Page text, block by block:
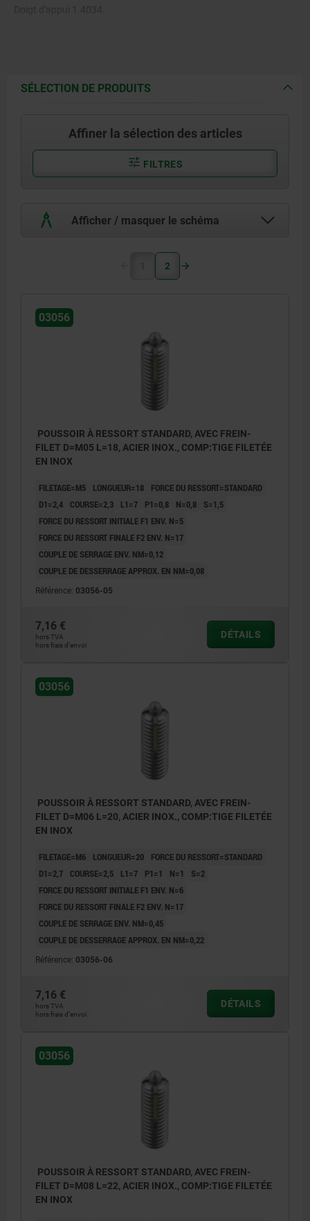
Frein-filet en nylon.
SÉLECTION DE PRODUITS
Affiner la sélection des articles
FILTRES
Afficher / masquer le schéma
L2 = env. deux pas
1 2
03056
POUSSOIR À RESSORT STANDARD, AVEC FREIN-
FILET D=M05 L=18, ACIER INOX., COMP:TIGE FILETÉE
EN INOX
FILETAGE=M5 LONGUEUR=18
FORCE DU RESSORT=STANDARD
D1=2,4
COURSE=2,3 L1=7 P1=0,8 N=0,8
S=1,5
FORCE DU RESSORT INITIALE F1 ENV. N=5
FORCE DU RESSORT FINALE F2 ENV. N=17
COUPLE DE SERRAGE ENV. NM=0,12
COUPLE DE DESSERRAGE APPROX. EN NM=0,08
Référence: 03056-05
7,16 €
hors TVA
hors frais d’envoi
DÉTAILS
03056
POUSSOIR À RESSORT STANDARD, AVEC FREIN-
FILET D=M06 L=20, ACIER INOX., COMP:TIGE FILETÉE
EN INOX
FILETAGE=M6 LONGUEUR=20
FORCE DU RESSORT=STANDARD
D1=2,7
COURSE=2,5 L1=7 P1=1 N=1
S=2
FORCE DU RESSORT INITIALE F1 ENV. N=6
FORCE DU RESSORT FINALE F2 ENV. N=17
COUPLE DE SERRAGE ENV. NM=0,45
COUPLE DE DESSERRAGE APPROX. EN NM=0,22
Référence: 03056-06
7,16 €
hors TVA
hors frais d’envoi
DÉTAILS
03056
POUSSOIR À RESSORT STANDARD, AVEC FREIN-
FILET D=M08 L=22, ACIER INOX., COMP:TIGE FILETÉE
EN INOX